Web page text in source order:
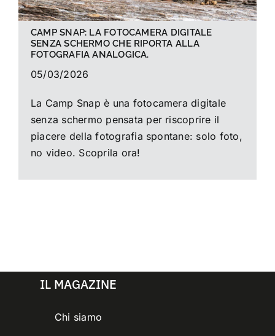
CAMP SNAP: LA FOTOCAMERA DIGITALE
SENZA SCHERMO CHE RIPORTA ALLA
FOTOGRAFIA ANALOGICA.
05/03/2026
La Camp Snap è una fotocamera digitale
senza schermo pensata per riscoprire il
piacere della fotografia spontane: solo foto,
no video. Scoprila ora!
IL MAGAZINE
Chi siamo